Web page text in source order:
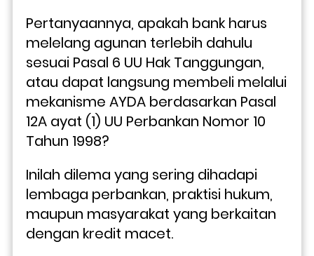
Pertanyaannya, apakah bank harus
melelang agunan terlebih dahulu
sesuai Pasal 6 UU Hak Tanggungan,
atau dapat langsung membeli melalui
mekanisme AYDA berdasarkan Pasal
12A ayat (1) UU Perbankan Nomor 10
Tahun 1998?
Inilah dilema yang sering dihadapi
lembaga perbankan, praktisi hukum,
maupun masyarakat yang berkaitan
dengan kredit macet.